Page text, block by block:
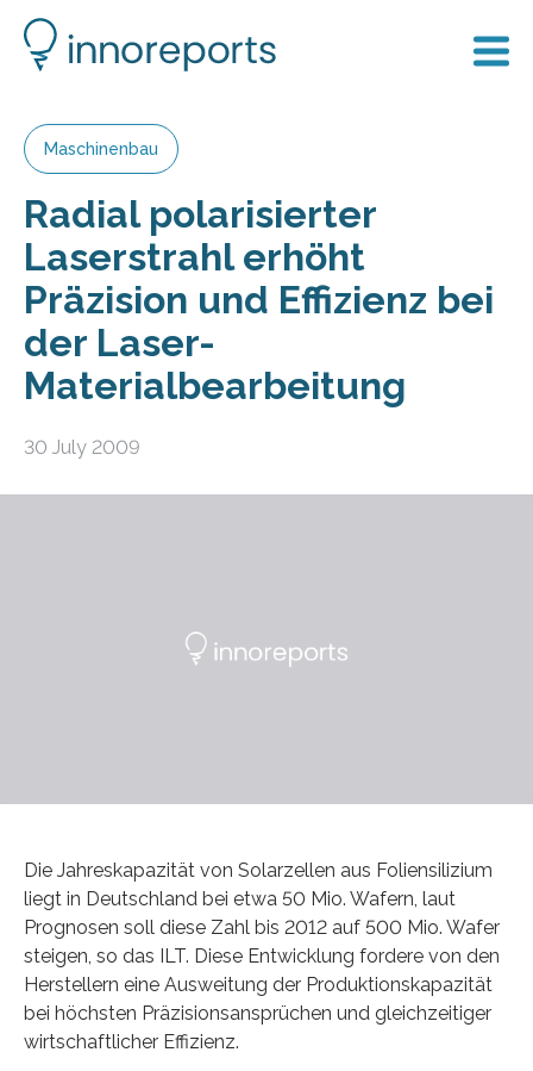
Maschinenbau
Radial polarisierter
Laserstrahl erhöht
Präzision und Effizienz bei
der Laser-
Materialbearbeitung
30 July 2009
Die Jahreskapazität von Solarzellen aus Foliensilizium
liegt in Deutschland bei etwa 50 Mio. Wafern, laut
Prognosen soll diese Zahl bis 2012 auf 500 Mio. Wafer
steigen, so das ILT. Diese Entwicklung fordere von den
Herstellern eine Ausweitung der Produktionskapazität
bei höchsten Präzisionsansprüchen und gleichzeitiger
wirtschaftlicher Effizienz.